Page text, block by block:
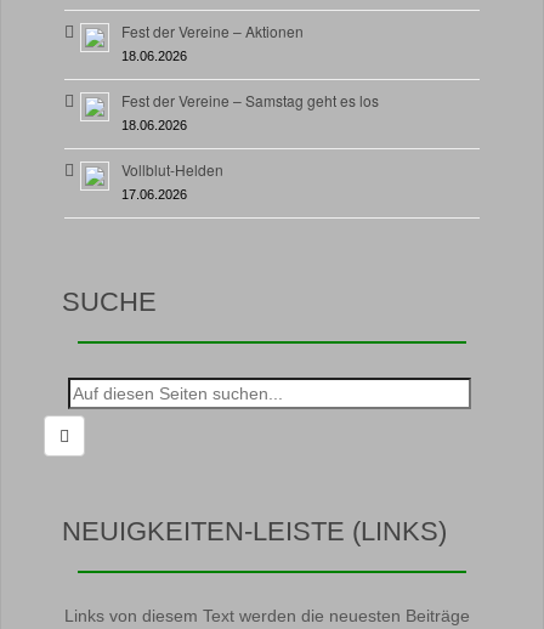
Fest der Vereine – Aktionen
18.06.2026
Fest der Vereine – Samstag geht es los
18.06.2026
Vollblut-Helden
17.06.2026
SUCHE
Suche
nach:
NEUIGKEITEN-LEISTE (LINKS)
Links von diesem Text werden die neuesten Beiträge